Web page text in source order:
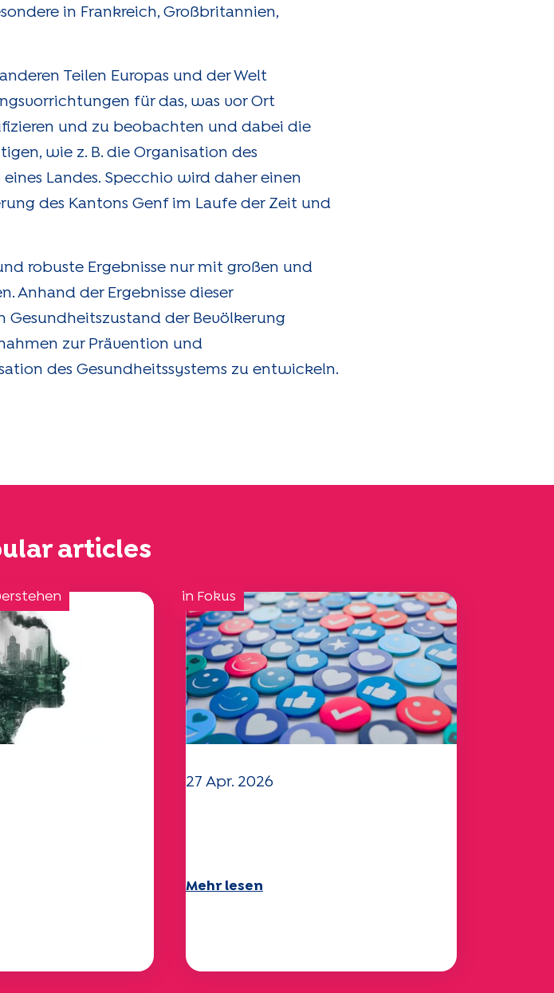
in Frankreich, Großbritannien,
Teilen Europas und der Welt
für das, was vor Ort
und zu beobachten und dabei die
wie z. B. die Organisation des
Landes. Specchio wird daher einen
des Kantons Genf im Laufe der Zeit und
robuste Ergebnisse nur mit großen und
Anhand der Ergebnisse dieser
Gesundheitszustand der Bevölkerung
zur Prävention und
des Gesundheitssystems zu entwickeln.
articles
in Fokus
27 Apr. 2026
Mehr lesen